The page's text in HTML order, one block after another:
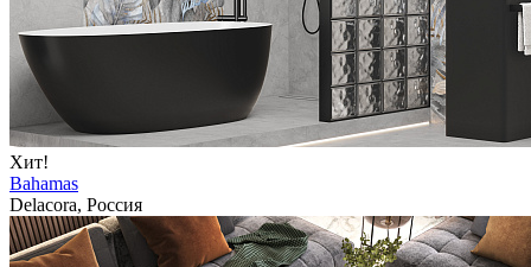
Хит!
Bahamas
Delacora, Россия